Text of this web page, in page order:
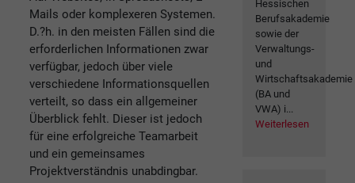
Mails oder komplexeren Systemen.
D.?h. in den meisten Fällen sind die
erforderlichen Informationen zwar
verfügbar, jedoch über viele
verschiedene Informationsquellen
verteilt, so dass ein allgemeiner
Überblick fehlt. Dieser ist jedoch
für eine erfolgreiche Teamarbeit
und ein gemeinsames
Projektverständnis unabdingbar.
Hessischen
Berufsakademie
sowie der
Verwaltungs-
und
Wirtschaftsakademie
(BA und
VWA) i...
Weiterlesen